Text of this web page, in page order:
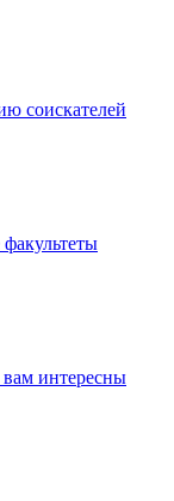
соискателей
интересны